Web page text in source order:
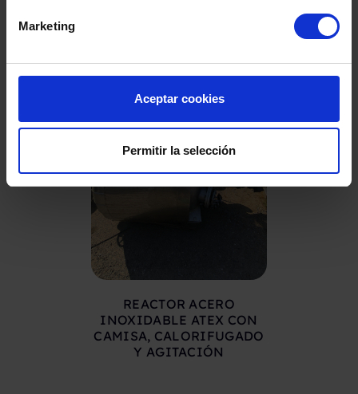
Marketing
Aceptar cookies
Permitir la selección
REACTOR ACERO
INOXIDABLE ATEX CON
CAMISA, CALORIFUGADO
Y AGITACIÓN